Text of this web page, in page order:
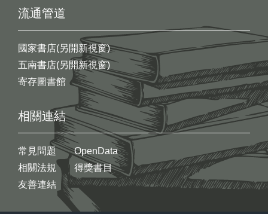
流通管道
國家書店(另開新視窗)
五南書店(另開新視窗)
寄存圖書館
相關連結
常見問題
相關法規
友善連結
OpenData
得獎書目